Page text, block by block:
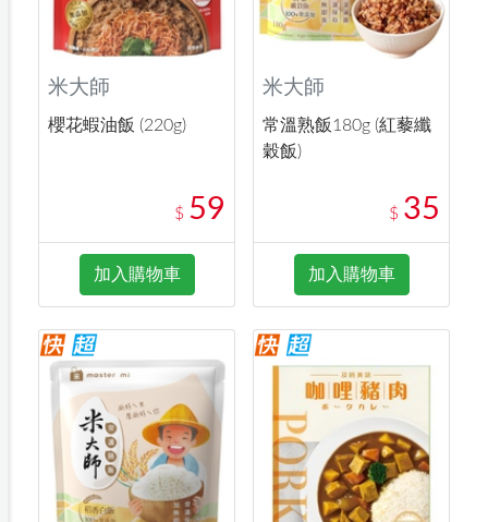
米大師
櫻花蝦油飯 (220g)
$ 59
加入購物車
米大師
常溫熟飯180g (紅藜纖
穀飯)
$ 35
加入購物車